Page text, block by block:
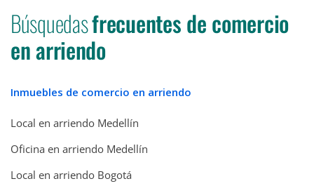
Búsquedasfrecuentes de comercio
en arriendo
Inmuebles de comercio en arriendo
Local en arriendo Medellín
Oficina en arriendo Medellín
Local en arriendo Bogotá